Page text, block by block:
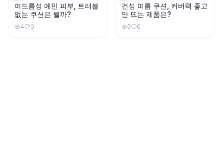
여드름성 예민 피부, 트러블
없는 쿠션은 뭘까?
4 0
건성 여름 쿠션, 커버력 좋고
안 뜨는 제품은?
5 0